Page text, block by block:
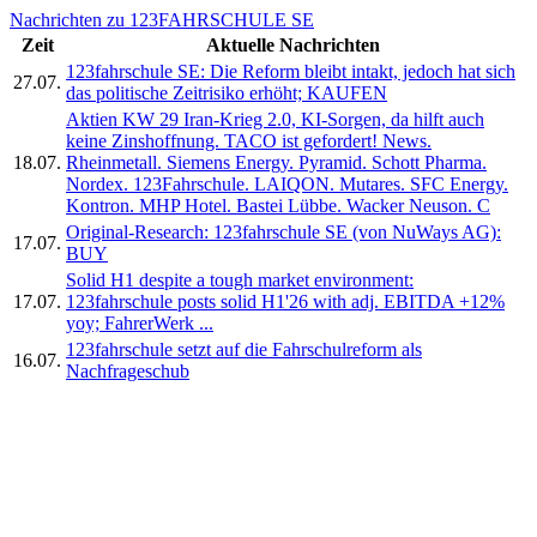
Nachrichten zu 123FAHRSCHULE SE
Zeit
Aktuelle Nachrichten
27.07.
123fahrschule SE: Die Reform bleibt intakt, jedoch hat sich
das politische Zeitrisiko erhöht; KAUFEN
18.07.
Aktien KW 29 Iran-Krieg 2.0, KI-Sorgen, da hilft auch
keine Zinshoffnung. TACO ist gefordert! News.
Rheinmetall. Siemens Energy. Pyramid. Schott Pharma.
Nordex. 123Fahrschule. LAIQON. Mutares. SFC Energy.
Kontron. MHP Hotel. Bastei Lübbe. Wacker Neuson. C
17.07.
Original-Research: 123fahrschule SE (von NuWays AG):
BUY
17.07.
Solid H1 despite a tough market environment:
123fahrschule posts solid H1'26 with adj. EBITDA +12%
yoy; FahrerWerk ...
16.07.
123fahrschule setzt auf die Fahrschulreform als
Nachfrageschub